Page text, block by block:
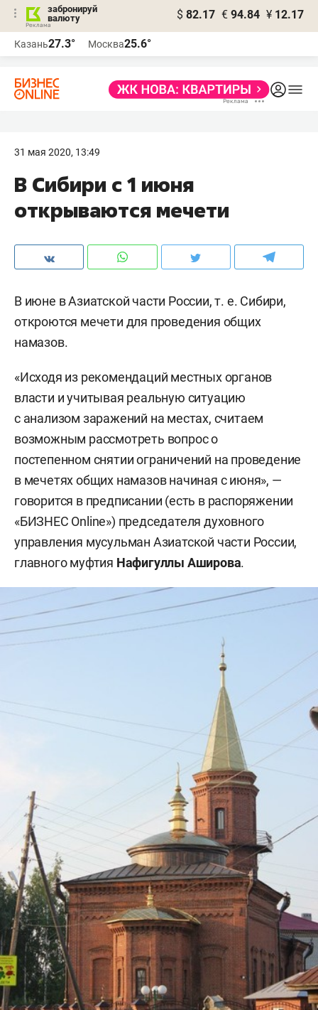
забронируй
валюту
$ 82.17 € 94.84 ¥ 12.17
Казань27.3° Москва25.6°
31 мая 2020, 13:49
В Сибири с 1 июня
открываются мечети
В июне в Азиатской части России,т. е. Сибири,
откроются мечети для проведения общих
намазов.
«Исходя из рекомендаций местных органов
власти и учитывая реальную ситуацию
с анализом заражений на местах, считаем
возможным рассмотреть вопрос о
постепенном снятии ограничений на проведение
в мечетях общих намазов начиная с июня», —
говорится в предписании (есть в распоряжении
«БИЗНЕС Online») председателя духовного
управления мусульман Азиатской части России,
главного муфтия Нафигуллы Аширова.